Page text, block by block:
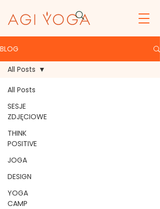
BLOG
All Posts
SESJE
ZDJĘCIOWE
THINK
POSITIVE
JOGA
DESIGN
YOGA
CAMP
All Posts